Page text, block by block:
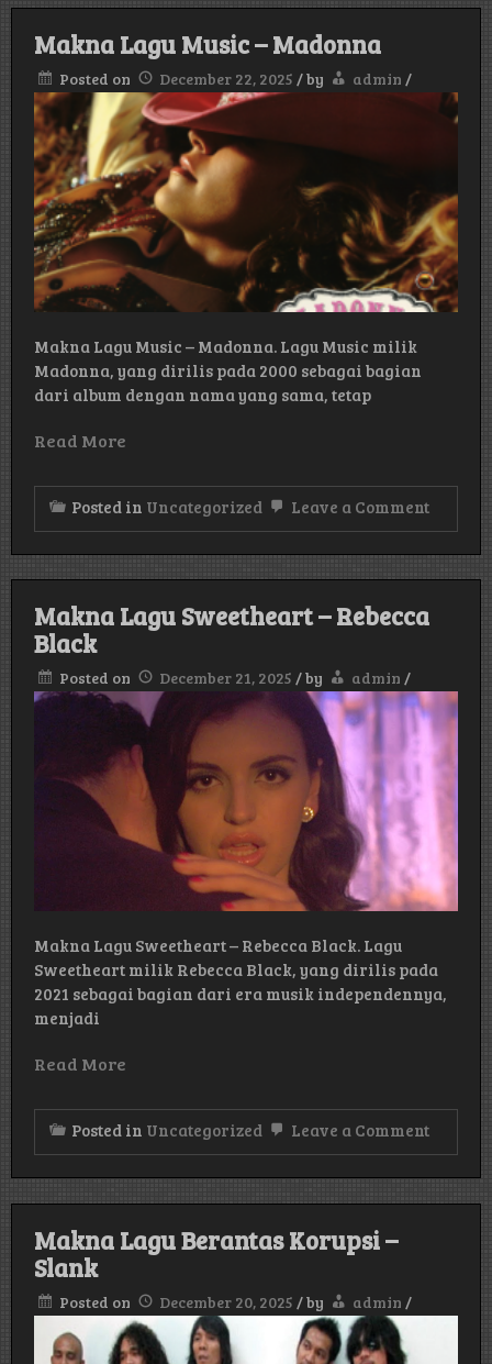
the
Spears
Makna Lagu Music – Madonna
Posted on December 22, 2025 /by admin /
Makna Lagu Music – Madonna. Lagu Music milik
Madonna, yang dirilis pada 2000 sebagai bagian
dari album dengan nama yang sama, tetap
Read More
Posted in Uncategorized Leave a Commenton
Music
–
Makna Lagu Sweetheart – Rebecca
Black
Posted on December 21, 2025 /by admin /
Makna Lagu Sweetheart – Rebecca Black. Lagu
Sweetheart milik Rebecca Black, yang dirilis pada
2021 sebagai bagian dari era musik independennya,
menjadi
Read More
Posted in Uncategorized Leave a Commenton
–
Makna Lagu Berantas Korupsi –
Slank
Posted on December 20, 2025 /by admin /